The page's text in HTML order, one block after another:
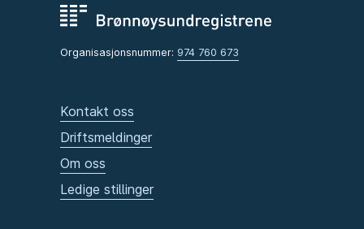
Organisasjonsnummer: 974 760 673
Kontakt oss
Driftsmeldinger
Om oss
Ledige stillinger